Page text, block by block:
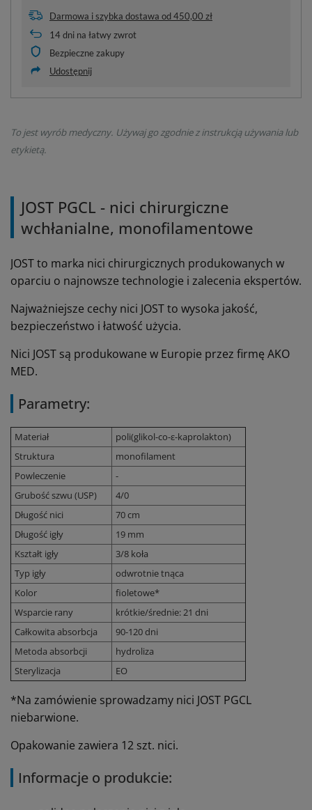
Darmowa i szybka dostawa od450,00 zł
14dni na łatwy zwrot
Bezpieczne zakupy
Udostępnij
To jest wyrób medyczny. Używaj go zgodnie z instrukcją używania lub
etykietą.
JOST PGCL - nici chirurgiczne
wchłanialne, monofilamentowe
JOST to marka nici chirurgicznych produkowanych w
oparciu o najnowsze technologie i zalecenia ekspertów.
Najważniejsze cechy nici JOST to wysoka jakość,
bezpieczeństwo i łatwość użycia.
Nici JOST są produkowane w Europie przez firmę AKO
MED.
Parametry:
Materiał
poli(glikol-co-ε-kaprolakton)
Struktura
monofilament
Powleczenie
-
Grubość szwu (USP)
4/0
Długość nici
70 cm
Długość igły
19 mm
Kształt igły
3/8 koła
Typ igły
odwrotnie tnąca
Kolor
fioletowe*
Wsparcie rany
krótkie/średnie: 21 dni
Całkowita absorbcja
90-120 dni
Metoda absorbcji
hydroliza
Sterylizacja
EO
*Na zamówienie sprowadzamy nici JOST PGCL
niebarwione.
Opakowanie zawiera 12 szt. nici.
Informacje o produkcie: